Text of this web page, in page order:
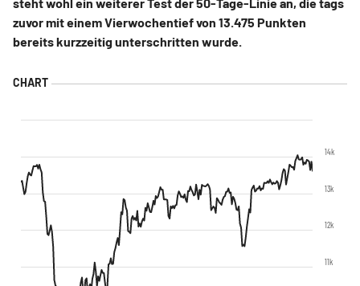
zuvor mit einem Vierwochentief von 13.475 Punkten
bereits kurzzeitig unterschritten wurde.
11k
12k
13k
14k